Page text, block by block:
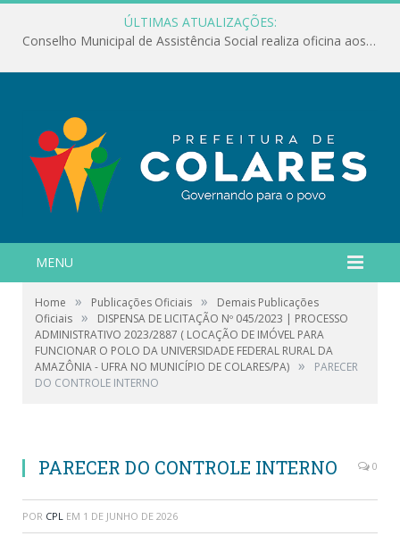
ÚLTIMAS ATUALIZAÇÕES:
Conselho Municipal de Assistência Social realiza oficina aos servidores
MENU
Home » Publicações Oficiais »
Demais Publicações
Oficiais »
DISPENSA DE LICITAÇÃO Nº 045/2023 | PROCESSO
ADMINISTRATIVO 2023/2887 ( LOCAÇÃO DE IMÓVEL PARA
FUNCIONAR O POLO DA UNIVERSIDADE FEDERAL RURAL DA
AMAZÔNIA - UFRA NO MUNICÍPIO DE COLARES/PA) »
PARECER
DO CONTROLE INTERNO
PARECER DO CONTROLE INTERNO 0
POR CPL EM 1 DE JUNHO DE 2026